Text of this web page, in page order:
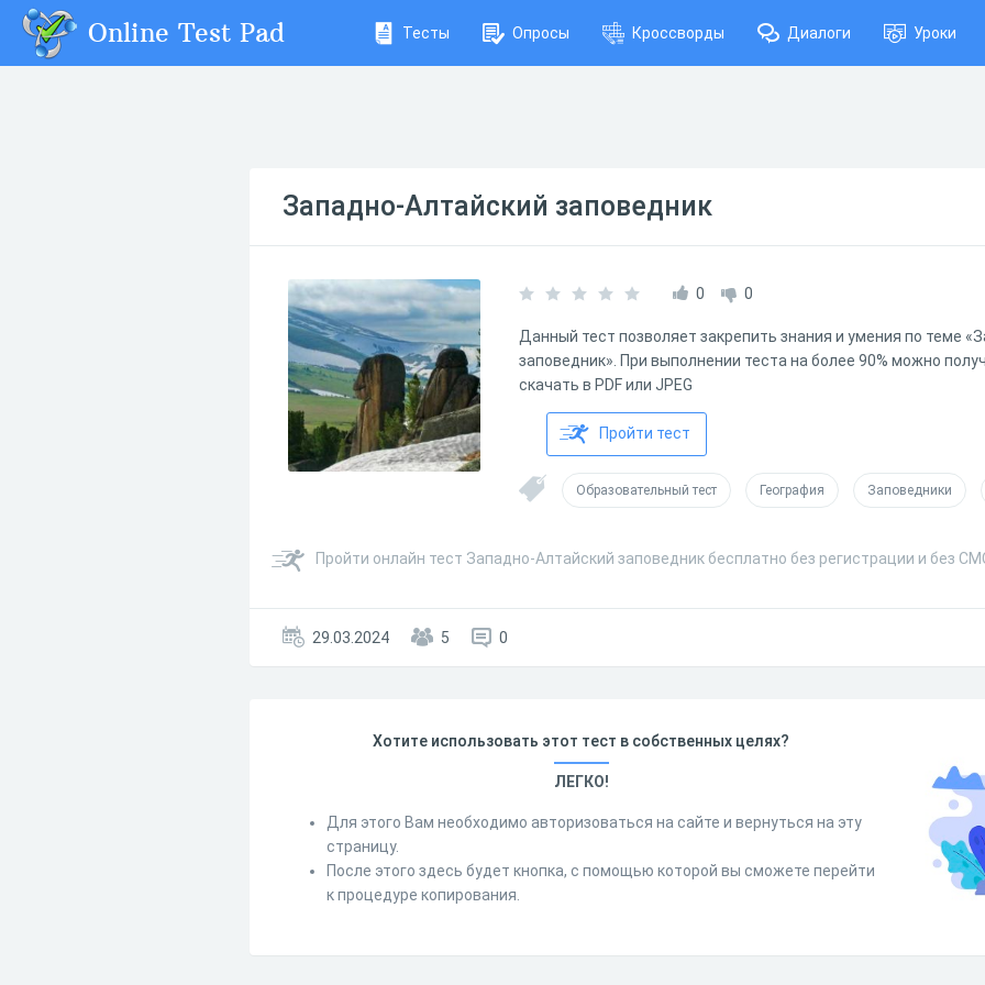
Online Test Pad Тесты Опросы Кроссворды Диалоги Уроки
Западно-Алтайский заповедник
0 0
Данный тест позволяет закрепить знания и умения по теме
заповедник». При выполнении теста на более 90% можно
скачать в PDF или JPEG
Пройти тест
Образовательный тест География Заповедники
Пройти онлайн тест Западно-Алтайский заповедник бесплатно без регистрации и без
29.03.2024 5 0
Хотите использовать этот тест в собственных целях?
ЛЕГКО!
Для этого Вам необходимо авторизоваться на сайте и вернуться на эту
страницу.
После этого здесь будет кнопка, с помощью которой вы сможете перейти
к процедуре копирования.